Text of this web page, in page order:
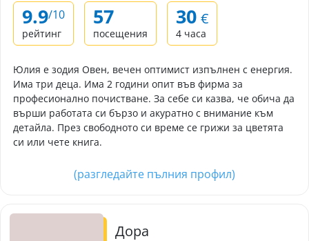
9.9/10
рейтинг
57
посещения
30 €
4 часа
Юлия е зодия Овен, вечен оптимист изпълнен с енергия.
Има три деца. Има 2 години опит във фирма за
професионално почистване. За себе си казва, че обича да
върши работата си бързо и акуратно с внимание към
детайла. През свободното си време се грижи за цветята
си или чете книга.
(разгледайте пълния профил)
Дора